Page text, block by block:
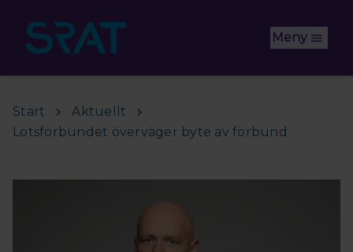
Meny
Start
Aktuellt
Lotsförbundet överväger byte av förbund